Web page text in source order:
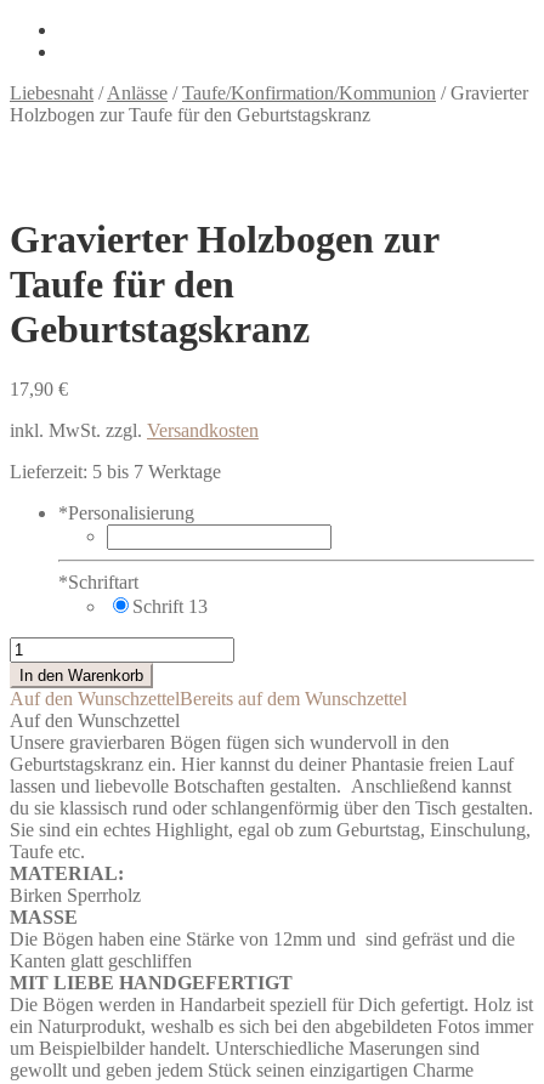
Liebesnaht /Anlässe /Taufe/Konfirmation/Kommunion /Gravierter
Holzbogen zur Taufe für den Geburtstagskranz
Gravierter Holzbogen zur
Taufe für den
Geburtstagskranz
17,90 €
inkl. MwSt. zzgl. Versandkosten
Lieferzeit: 5 bis 7 Werktage
*Personalisierung
*Schriftart
Schrift 13
Gravierter
Holzbogen
zur
Taufe
für
den
Geburtstagskranz
Menge
In den Warenkorb
Auf den WunschzettelBereits auf dem Wunschzettel
Auf den Wunschzettel
Unsere gravierbaren Bögen fügen sich wundervoll in den
Geburtstagskranz ein. Hier kannst du deiner Phantasie freien Lauf
lassen und liebevolle Botschaften gestalten. Anschließend kannst
du sie klassisch rund oder schlangenförmig über den Tisch gestalten.
Sie sind ein echtes Highlight, egal ob zum Geburtstag, Einschulung,
Taufe etc.
MATERIAL:
Birken Sperrholz
MASSE
Die Bögen haben eine Stärke von 12mm und sind gefräst und die
Kanten glatt geschliffen
MIT LIEBE HANDGEFERTIGT
Die Bögen werden in Handarbeit speziell für Dich gefertigt. Holz ist
ein Naturprodukt, weshalb es sich bei den abgebildeten Fotos immer
um Beispielbilder handelt. Unterschiedliche Maserungen sind
gewollt und geben jedem Stück seinen einzigartigen Charme